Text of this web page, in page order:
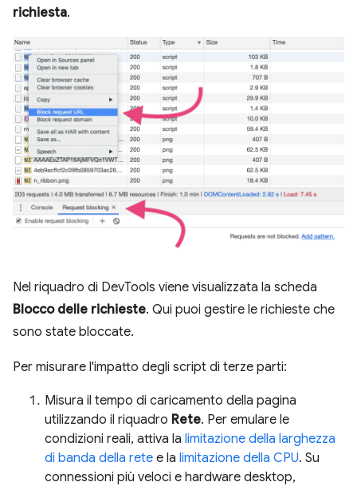
richiesta.
Nel riquadro di DevTools viene visualizzata la scheda
Blocco delle richieste. Qui puoi gestire le richieste che
sono state bloccate.
Per misurare l'impatto degli script di terze parti:
Misura il tempo di caricamento della pagina
utilizzando il riquadro Rete. Per emulare le
condizioni reali, attiva la limitazione della larghezza
di banda della rete e la limitazione della CPU. Su
connessioni più veloci e hardware desktop,